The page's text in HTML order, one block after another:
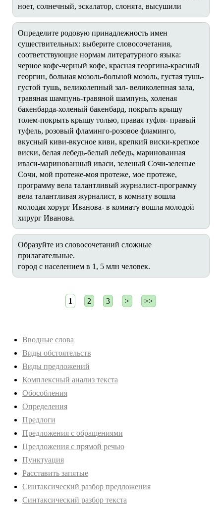
ноет, солнечный, эскалатор, слонята, высушили
Определите родовую принадлежность имен
существительных: выберите словосочетания,
соответствующие нормам литературного языка:
черное кофе-черный кофе, красная георгина-красный
георгин, больная мозоль-больной мозоль, густая тушь-
густой тушь, великолепный зал- великолепная зала,
травяная шампунь-травяной шампунь, холеная
бакенбарда-холеный бакенбард, покрыть крышу
толем-покрыть крышу толью, правая туфля- правый
туфель, розовый фламинго-розовое фламинго,
вкусный киви-вкусное киви, крепкий виски-крепкое
виски, белая лебедь-белый лебедь, маринованная
иваси-маринованный иваси, зеленый Сочи-зеленые
Сочи, мой протеже-моя протеже, мое протеже,
программу вела талантливый журналист-программу
вела талантливая журналист, в комнату вошла
молодая хорург Иванова- в комнату вошла молодой
хирург Иванова.
Образуйте из словосочетаний сложные
прилагательные.
город с населением в 1, 5 млн человек.
1 2 3 > >>
Вводные слова
Виды обстоятельств
Виды предложений
Комплексный анализ текста
Обособления
Определения
Предлоги
Предложения с обращениями
Предложения с прямой речью
Пунктуация
Расставить запятые
Синтаксический разбор предложения
Синтаксический разбор текста